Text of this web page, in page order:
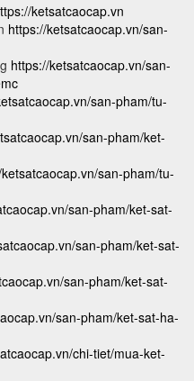
ketsatcaocap.vn
https://ketsatcaocap.vn/san-
https://ketsatcaocap.vn/san-
san-pham/tu-
san-pham/ket-
san-pham/tu-
san-pham/ket-sat-
san-pham/ket-sat-
san-pham/ket-sat-
san-pham/ket-sat-ha-
chi-tiet/mua-ket-